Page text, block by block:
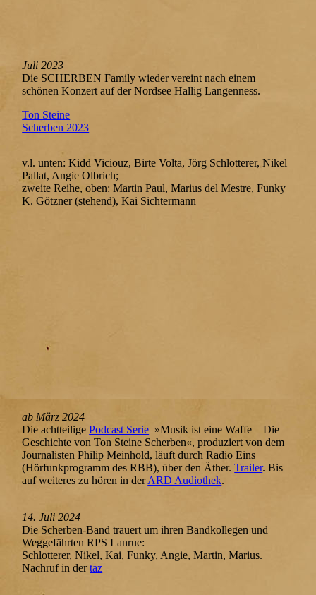
Juli 2023
Die SCHERBEN Family wieder vereint nach einem
schönen Konzert auf der Nordsee Hallig Langenness.
Ton Steine
Scherben 2023
v.l. unten: Kidd Viciouz, Birte Volta, Jörg Schlotterer, Nikel
Pallat, Angie Olbrich;
zweite Reihe, oben: Martin Paul, Marius del Mestre, Funky
K. Götzner (stehend), Kai Sichtermann
ab März 2024
Die achtteiligePodcast Serie »Musik ist eine Waffe – Die
Geschichte von Ton Steine Scherben«, produziert von dem
Journalisten Philip Meinhold, läuft durch Radio Eins
(Hörfunkprogramm des RBB), über den Äther.Trailer. Bis
auf weiteres zu hören in derARD Audiothek.
14. Juli 2024
Die Scherben-Band trauert um ihren Bandkollegen und
Weggefährten RPS Lanrue:
Schlotterer, Nikel, Kai, Funky, Angie, Martin, Marius.
Nachruf in dertaz